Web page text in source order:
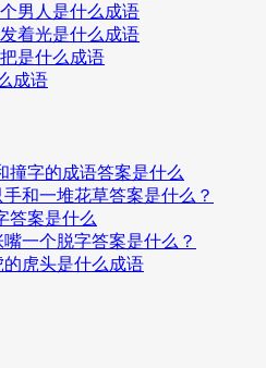
男人是什么成语
着光是什么成语
是什么成语
成语
撞字的成语答案是什么
和一堆花草答案是什么？
答案是什么
一个脱字答案是什么？
虎头是什么成语